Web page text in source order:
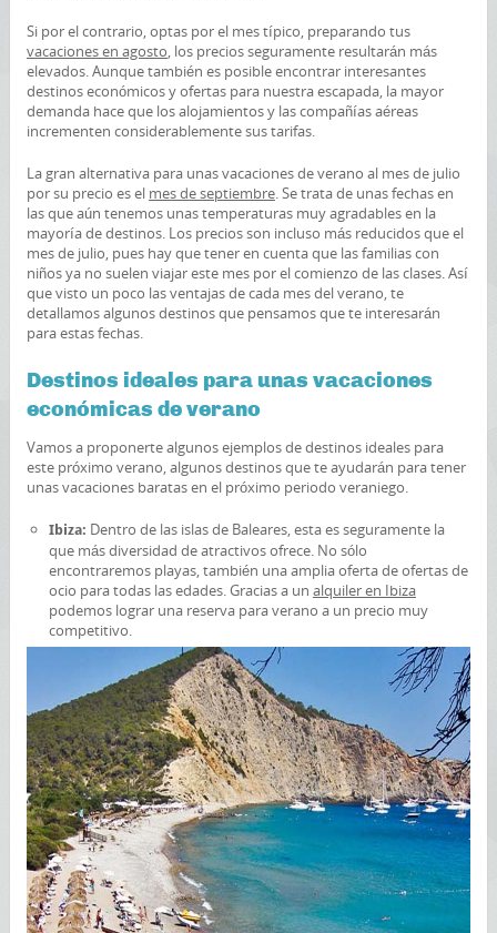
Si por el contrario, optas por el mes típico, preparando tus
vacaciones en agosto, los precios seguramente resultarán más
elevados. Aunque también es posible encontrar interesantes
destinos económicos y ofertas para nuestra escapada, la mayor
demanda hace que los alojamientos y las compañías aéreas
incrementen considerablemente sus tarifas.
La gran alternativa para unas vacaciones de verano al mes de julio
por su precio es el mes de septiembre. Se trata de unas fechas en
las que aún tenemos unas temperaturas muy agradables en la
mayoría de destinos. Los precios son incluso más reducidos que el
mes de julio, pues hay que tener en cuenta que las familias con
niños ya no suelen viajar este mes por el comienzo de las clases. Así
que visto un poco las ventajas de cada mes del verano, te
detallamos algunos destinos que pensamos que te interesarán
para estas fechas.
Destinos ideales para unas vacaciones
económicas de verano
Vamos a proponerte algunos ejemplos de destinos ideales para
este próximo verano, algunos destinos que te ayudarán para tener
unas vacaciones baratas en el próximo periodo veraniego.
Ibiza: Dentro de las islas de Baleares, esta es seguramente la
que más diversidad de atractivos ofrece. No sólo
encontraremos playas, también una amplia oferta de ofertas de
ocio para todas las edades. Gracias a un alquiler en Ibiza
podemos lograr una reserva para verano a un precio muy
competitivo.